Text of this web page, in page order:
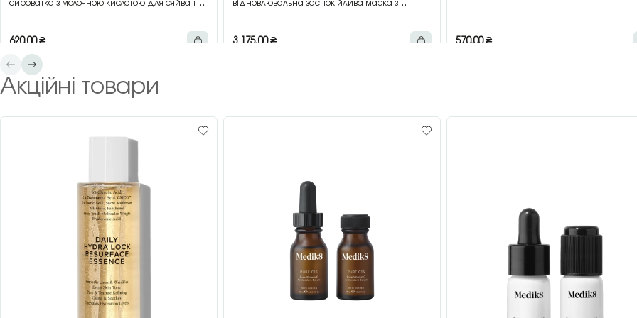
сироватка з молочною кислотою для сяйва та
620,00₴
відновлювальна заспокійлива маска з
3 175,00₴ 570,00₴
Акційні товари